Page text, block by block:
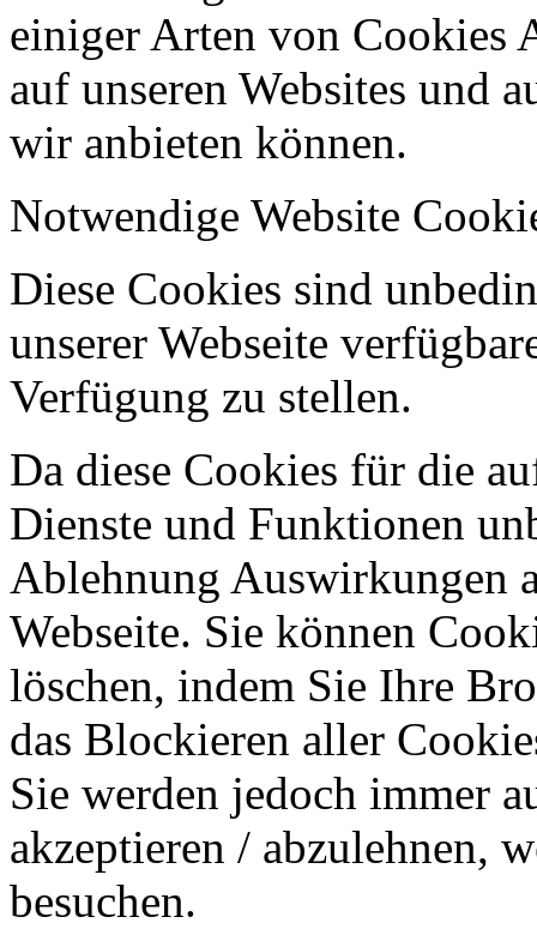
einiger Arten von Cookies
auf unseren Websites und
wir anbieten können.
Notwendige Website
Diese Cookies sind
unserer Webseite
Verfügung zu stellen.
Da diese Cookies für die
Dienste und Funktionen
Ablehnung Auswirkungen
Webseite. Sie können
löschen, indem Sie Ihre
das Blockieren aller
Sie werden jedoch immer
akzeptieren / abzulehnen,
besuchen.